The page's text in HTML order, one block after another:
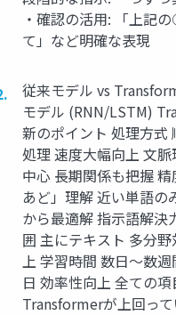
・確認の活用: 「上記
て」など明確な表現
従来モデル vs
モデル (RNN/LSTM)
新のポイント 処理方式
処理 速度大幅向上 文
中心 長期関係も把握
あど」理解 近い単語の
から最適解 指示語解決
囲 主にテキスト 多分
上 学習時間 数日〜数
日 効率性向上 全ての項
Transformerが上回って